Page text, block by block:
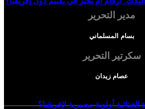
الغذائية أولوية مصيرية لإفريقيا؟
مدير التحرير
بسام المسلماني
سكرتير التحرير
عصام زيدان